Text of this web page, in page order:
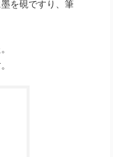
を硯ですり、筆